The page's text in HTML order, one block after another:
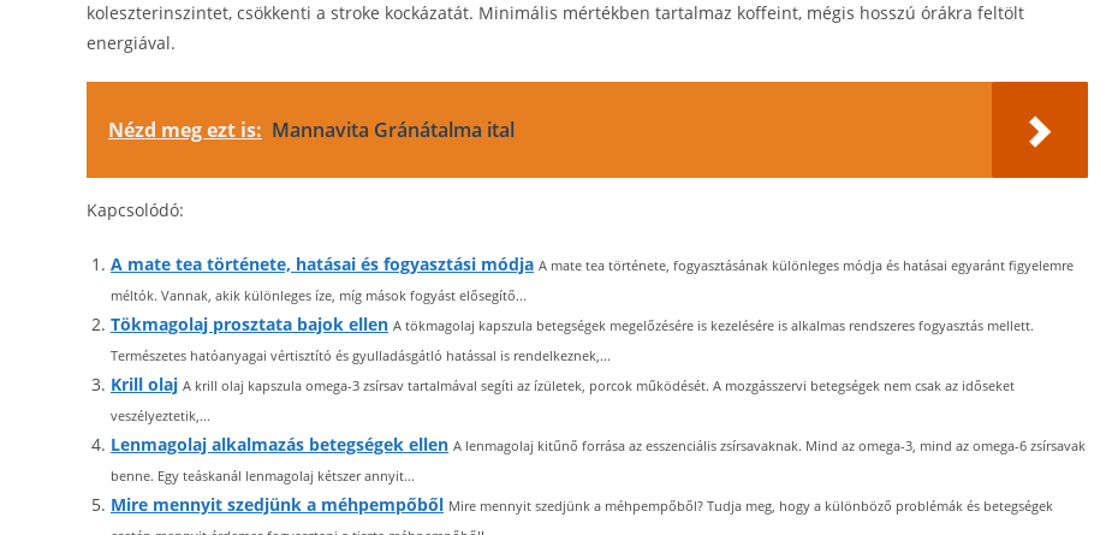
koleszterinszintet, csökkenti a stroke kockázatát. Minimális mértékben tartalmaz koffeint, mégis hosszú órákra feltölt
energiával.
Nézd meg ezt is: Mannavita Gránátalma ital
Kapcsolódó:
A mate tea története, hatásai és fogyasztási módja A mate tea története, fogyasztásának különleges módja és hatásai egyaránt figyelemre
méltók. Vannak, akik különleges íze, míg mások fogyást elősegítő...
Tökmagolaj prosztata bajok ellen A tökmagolaj kapszula betegségek megelőzésére is kezelésére is alkalmas rendszeres fogyasztás mellett.
Természetes hatóanyagai vértisztító és gyulladásgátló hatással is rendelkeznek,...
Krill olaj A krill olaj kapszula omega-3 zsírsav tartalmával segíti az ízületek, porcok működését. A mozgásszervi betegségek nem csak az időseket
veszélyeztetik,...
Lenmagolaj alkalmazás betegségek ellen A lenmagolaj kitűnő forrása az esszenciális zsírsavaknak. Mind az omega-3, mind az omega-6 zsírsavak
benne. Egy teáskanál lenmagolaj kétszer annyit...
Mire mennyit szedjünk a méhpempőből Mire mennyit szedjünk a méhpempőből? Tudja meg, hogy a különböző problémák és betegségek